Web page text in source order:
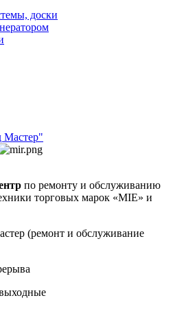
доски
по ремонту и обслуживанию
торговых марок «MIE» и
(ремонт и обслуживание